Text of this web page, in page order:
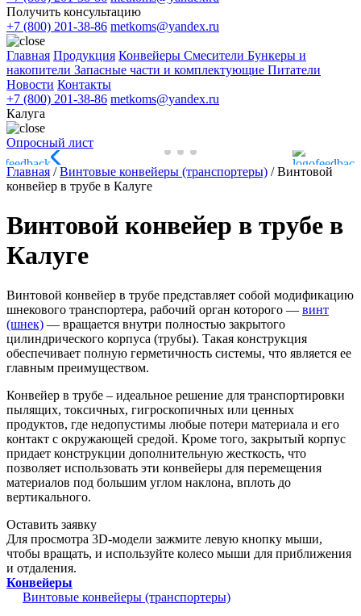
Получить консультацию
+7 (800) 201-38-86 metkoms@yandex.ru
Главная Продукция Конвейеры Смесители Бункеры и
накопители Запасные части и комплектующие Питатели
Новости Контакты
+7 (800) 201-38-86 metkoms@yandex.ru
Калуга
Опросный лист
Главная /Винтовые конвейеры (транспортеры) /Винтовой
конвейер в трубе в Калуге
Винтовой конвейер в трубе в
Калуге
Винтовой конвейер в трубе представляет собой модификацию
шнекового транспортера, рабочий орган которого — винт
(шнек) — вращается внутри полностью закрытого
цилиндрического корпуса (трубы). Такая конструкция
обеспечивает полную герметичность системы, что является ее
главным преимуществом.
Конвейер в трубе – идеальное решение для транспортировки
пылящих, токсичных, гигроскопичных или ценных
продуктов, где недопустимы любые потери материала и его
контакт с окружающей средой. Кроме того, закрытый корпус
придает конструкции дополнительную жесткость, что
позволяет использовать эти конвейеры для перемещения
материалов под большим углом наклона, вплоть до
вертикального.
Оставить заявку
Для просмотра 3D-модели зажмите левую кнопку мыши,
чтобы вращать, и используйте колесо мыши для приближения
и отдаления.
Конвейеры
Винтовые конвейеры (транспортеры)